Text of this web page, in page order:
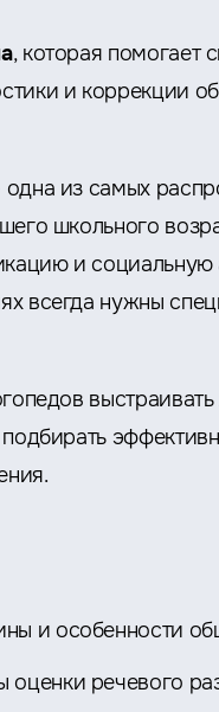
, которая помогает
и коррекции
из самых
школьного
и
всегда нужны
и особенности
оценки речевого